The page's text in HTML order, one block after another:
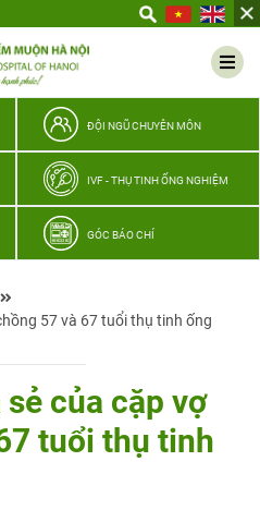
ĐỘI NGŨ CHUYÊN MÔN
IVF - THỤ TINH ỐNG NGHIỆM
GÓC BÁO CHÍ
57 và 67 tuổi thụ tinh ống
sẻ của cặp vợ
tuổi thụ tinh